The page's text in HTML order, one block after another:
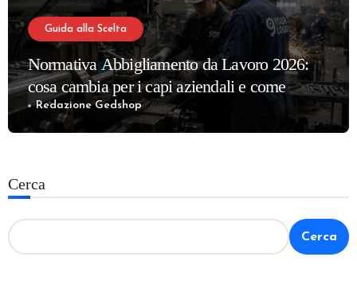
Guida alla Scelta
Normativa Abbigliamento da Lavoro 2026:
cosa cambia per i capi aziendali e come
adeguarsi alle nuove regole
Redazione Gedshop
Cerca
Cerca